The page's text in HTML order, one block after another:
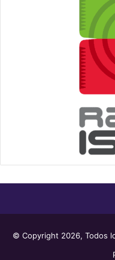
© Copyright 2026, Todos